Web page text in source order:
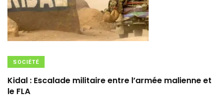
SOCIÉTÉ
Kidal : Escalade militaire entre l’armée malienne et
le FLA